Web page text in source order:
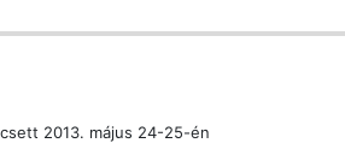
2013. május 24-25-én